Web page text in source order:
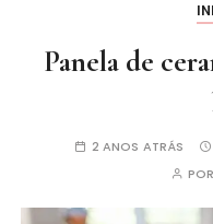
Panela de
2 ANOS ATRÁS